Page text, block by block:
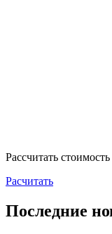
Рассчитать
Расчитать
Последние